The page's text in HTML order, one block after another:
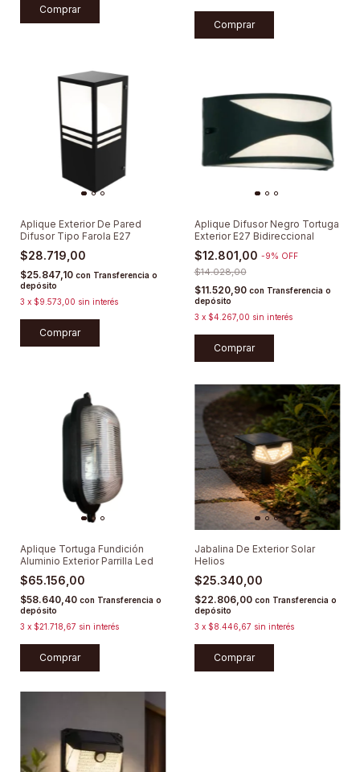
Comprar
Aplique Exterior De Pared
Difusor Tipo Farola E27
$28.719,00
$25.847,10 con Transferencia o
depósito
3 x $9.573,00 sin interés
Aplique Difusor Negro Tortuga
Exterior E27 Bidireccional
$12.801,00 -9% OFF
$14.028,00
$11.520,90 con Transferencia o
depósito
3 x $4.267,00 sin interés
Aplique Tortuga Fundición
Aluminio Exterior Parrilla Led
$65.156,00
$58.640,40 con Transferencia o
depósito
3 x $21.718,67 sin interés
Comprar
Jabalina De Exterior Solar
Helios
$25.340,00
$22.806,00 con Transferencia o
depósito
3 x $8.446,67 sin interés
Comprar